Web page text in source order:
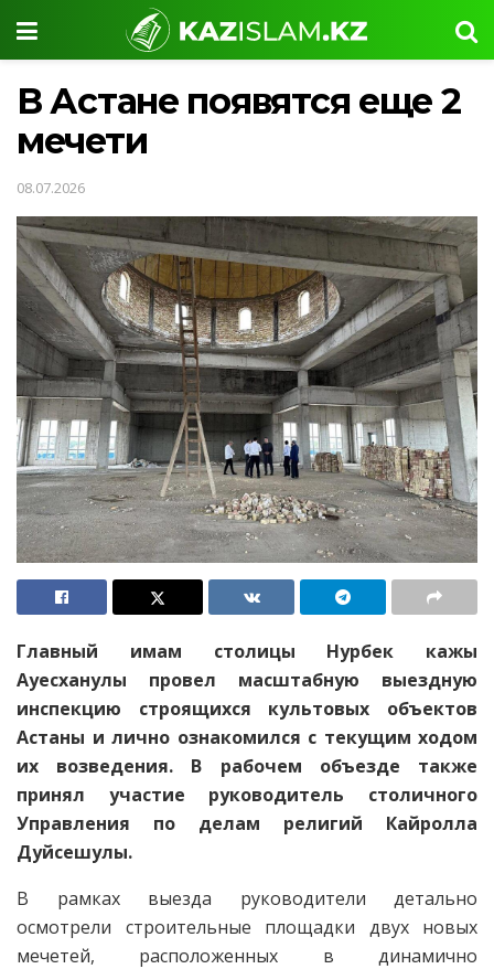
В Астане появятся еще 2
мечети
08.07.2026
Главный имам столицы Нурбек кажы
Ауесханулы провел масштабную выездную
инспекцию строящихся культовых объектов
Астаны и лично ознакомился с текущим ходом
их возведения. В рабочем объезде также
принял участие руководитель столичного
Управления по делам религий Кайролла
Дуйсешулы.
В рамках выезда руководители детально
осмотрели строительные площадки двух новых
мечетей, расположенных в динамично